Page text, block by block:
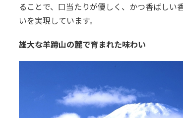
ることで、口当たりが優しく、かつ香ばしい
いを実現しています。
雄大な羊蹄山の麓で育まれた味わい